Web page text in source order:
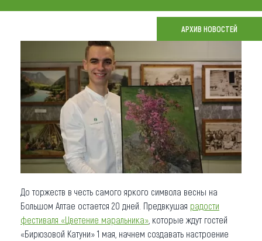
Что привезти (сувениры)
О регионе
Коллекция впечатлений
Другие рубрики
АРХИВ НОВОСТЕЙ
До торжеств в честь самого яркого символа весны на
Большом Алтае остается 20 дней. Предвкушая радости
фестиваля «Цветение маральника» , которые ждут гостей
«Бирюзовой Катуни» 1 мая, начнем создавать настроение